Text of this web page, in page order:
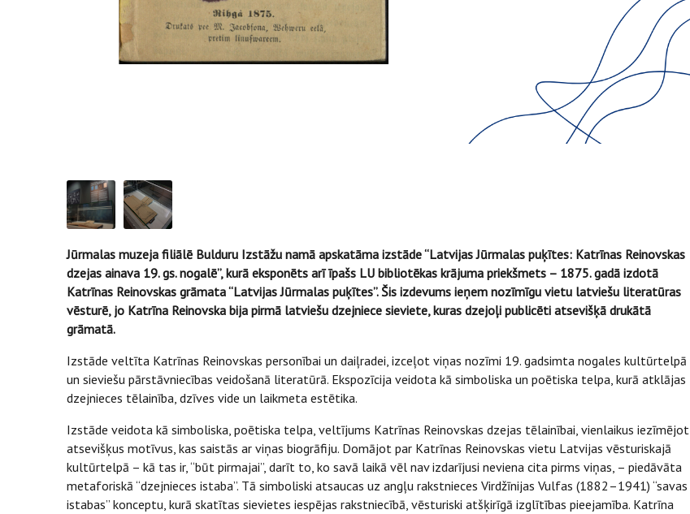
Jūrmalas muzeja filiālē Bulduru Izstāžu namā apskatāma izstāde “Latvijas Jūrmalas puķītes: Katrīnas Reinovskas
dzejas ainava 19. gs. nogalē”, kurā eksponēts arī īpašs LU bibliotēkas krājuma priekšmets – 1875. gadā izdotā
Katrīnas Reinovskas grāmata “Latvijas Jūrmalas puķītes”. Šis izdevums ieņem nozīmīgu vietu latviešu literatūras
vēsturē, jo Katrīna Reinovska bija pirmā latviešu dzejniece sieviete, kuras dzejoļi publicēti atsevišķā drukātā
grāmatā.
Izstāde veltīta Katrīnas Reinovskas personībai un daiļradei, izceļot viņas nozīmi 19. gadsimta nogales kultūrtelpā
un sieviešu pārstāvniecības veidošanā literatūrā. Ekspozīcija veidota kā simboliska un poētiska telpa, kurā atklājas
dzejnieces tēlainība, dzīves vide un laikmeta estētika.
Izstāde veidota kā simboliska, poētiska telpa, veltījums Katrīnas Reinovskas dzejas tēlainībai, vienlaikus iezīmējot
atsevišķus motīvus, kas saistās ar viņas biogrāfiju. Domājot par Katrīnas Reinovskas vietu Latvijas vēsturiskajā
kultūrtelpā – kā tas ir, “būt pirmajai”, darīt to, ko savā laikā vēl nav izdarījusi neviena cita pirms viņas, – piedāvāta
metaforiskā “dzejnieces istaba”. Tā simboliski atsaucas uz angļu rakstnieces Virdžīnijas Vulfas (1882–1941) “savas
istabas” konceptu, kurā skatītas sievietes iespējas rakstniecībā, vēsturiski atšķirīgā izglītības pieejamība. Katrīna